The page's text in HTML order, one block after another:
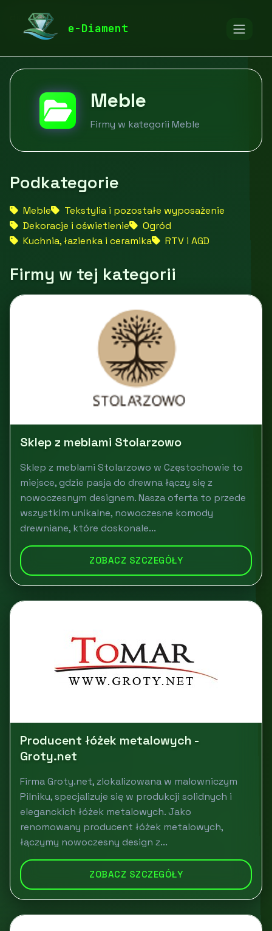
e-Diament
diamentspa.pl
Meble
Firmy w kategorii Meble
Podkategorie
Meble
Tekstylia i pozostałe wyposażenie
Dekoracje i oświetlenie
Ogród
Kuchnia, łazienka i ceramika
RTV i AGD
Firmy w tej kategorii
Sklep z meblami Stolarzowo
Sklep z meblami Stolarzowo w Częstochowie to
miejsce, gdzie pasja do drewna łączy się z
nowoczesnym designem. Nasza oferta to przede
wszystkim unikalne, nowoczesne komody
drewniane, które doskonale...
ZOBACZ SZCZEGÓŁY
Producent łóżek metalowych -
Groty.net
Firma Groty.net, zlokalizowana w malowniczym
Pilniku, specjalizuje się w produkcji solidnych i
eleganckich łóżek metalowych. Jako
renomowany producent łóżek metalowych,
łączymy nowoczesny design z...
ZOBACZ SZCZEGÓŁY